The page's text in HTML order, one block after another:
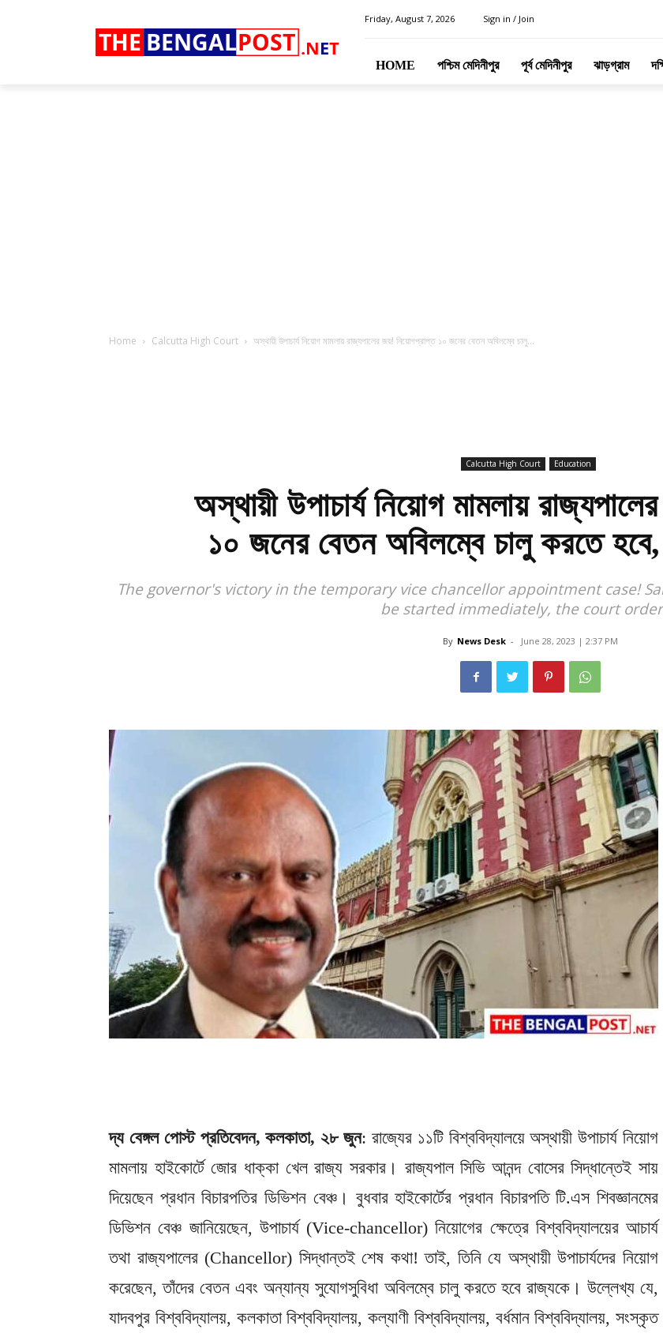
.NET
THE BENGALPOST
Friday, August 7, 2026 Sign in / Join
HOME পশ্চিম মেদিনীপুর পূর্ব মেদিনীপুর ঝাড়গ্রাম
Home Calcutta High Court অস্থায়ী উপাচার্য নিয়োগ মামলায় রাজ্যপালের জয়! নিয়োগপ্রাপ্ত ১০ জনের বেতন অবিলম্বে চালু...
Calcutta High Court Education
অস্থায়ী উপাচার্য নিয়োগ মামলায়
১০ জনের বেতন অবিলম্বে চালু করতে হবে,
The governor's victory in the temporary vice chancellor appointment case!
be started immediately, the court
By News Desk - June 28, 2023 | 2:37 PM
দ্য বেঙ্গল পোস্ট প্রতিবেদন, কলকাতা, ২৮ জুন: রাজ্যের ১১টি বিশ্ববিদ্যালয়ে অস্থায়ী উপাচার্য নিয়োগ
মামলায় হাইকোর্টে জোর ধাক্কা খেল রাজ্য সরকার। রাজ্যপাল সিভি আনন্দ বোসের সিদ্ধান্তেই সায়
দিয়েছেন প্রধান বিচারপতির ডিভিশন বেঞ্চ। বুধবার হাইকোর্টের প্রধান বিচারপতি টি.এস শিবজ্ঞানমের
ডিভিশন বেঞ্চ জানিয়েছেন, উপাচার্য (Vice-chancellor) নিয়োগের ক্ষেত্রে বিশ্ববিদ্যালয়ের আচার্য
তথা রাজ্যপালের (Chancellor) সিদ্ধান্তই শেষ কথা! তাই, তিনি যে অস্থায়ী উপাচার্যদের নিয়োগ
করেছেন, তাঁদের বেতন এবং অন্যান্য সুযোগসুবিধা অবিলম্বে চালু করতে হবে রাজ্যকে। উল্লেখ্য যে,
যাদবপুর বিশ্ববিদ্যালয়, কলকাতা বিশ্ববিদ্যালয়, কল্যাণী বিশ্ববিদ্যালয়, বর্ধমান বিশ্ববিদ্যালয়, সংস্কৃত